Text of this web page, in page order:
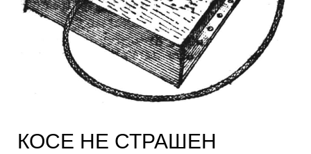
КОСЕ НЕ СТРАШЕН